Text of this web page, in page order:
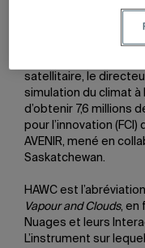
la Terre et de
collaboration avec
bénéficieront d’un
satellitaire, le
simulation du climat à
d’obtenir 7,6 millions
pour l’innovation
AVENIR, mené en
Saskatchewan.
HAWC est
Vapour and Clouds, en
Nuages et leurs
L’instrument sur